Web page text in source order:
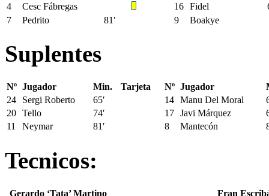
4
Cesc Fábregas 16 Fidel
7
Pedrito 81′ 9 Boakye
Suplentes
Nº Jugador Min. Tarjeta Nº Jugador
24
Sergi Roberto 65′ 14 Manu Del Moral
20 Tello 74′ 17 Javi Márquez
11
Neymar 81′ 8 Mantecón
Tecnicos:
Gerardo ‘Tata’ Martino Fran